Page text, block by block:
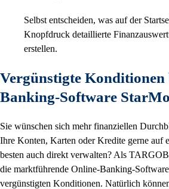
Selbst entscheiden, was auf der
Knopfdruck detaillierte
erstellen.
Vergünstigte
Banking-Software
Sie wünschen sich mehr finanziellen
Ihre Konten, Karten oder Kredite gerne auf
besten auch direkt verwalten? Als
die marktführende Online-Banking-
vergünstigten Konditionen. Natürlich